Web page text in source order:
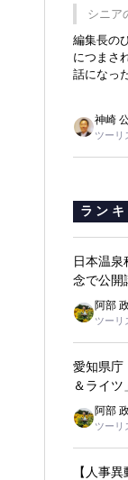
接客業の
もう一つ
販売する
永井社長
まってい
確信した
シニア
のは出
編集長の
につまさ
話になっ
りました
施設を選
仕事でで
はなく、
神崎
ツーリ
ラン
日本温
念で公開
阿部
ツーリ
愛知県
＆ライツ
阿部
ツーリ
【人事